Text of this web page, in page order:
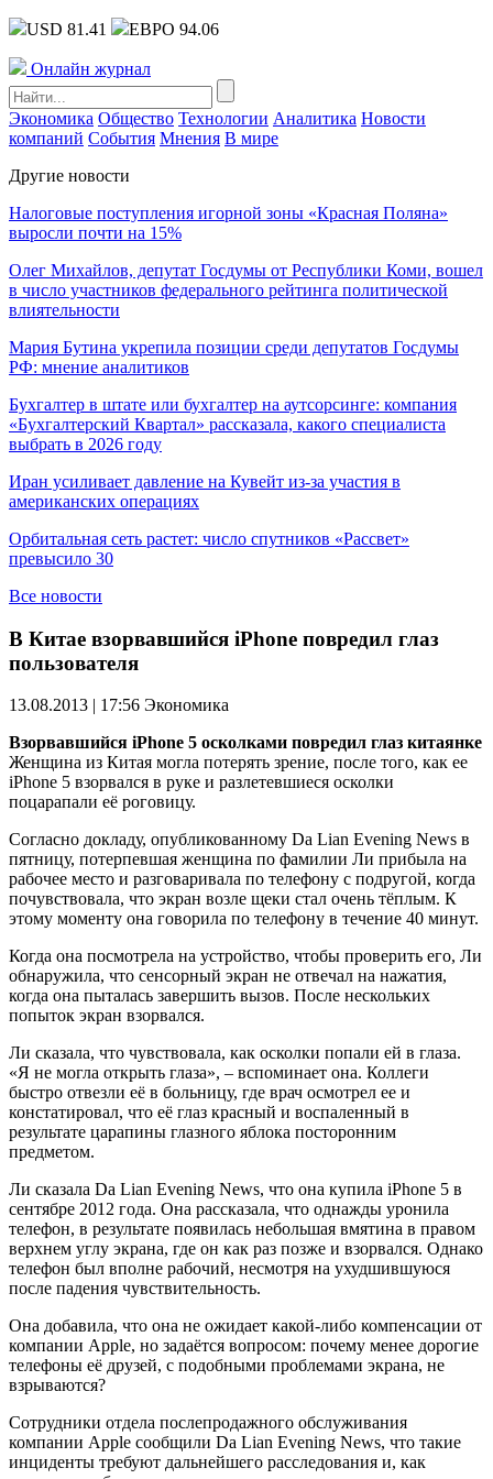
USD 81.41 ЕВРО 94.06
Онлайн журнал
Экономика Общество Технологии Аналитика Новости
компаний События Мнения В мире
Другие новости
Налоговые поступления игорной зоны «Красная Поляна»
выросли почти на 15%
Олег Михайлов, депутат Госдумы от Республики Коми, вошел
в число участников федерального рейтинга политической
влиятельности
Мария Бутина укрепила позиции среди депутатов Госдумы
РФ: мнение аналитиков
Бухгалтер в штате или бухгалтер на аутсорсинге: компания
«Бухгалтерский Квартал» рассказала, какого специалиста
выбрать в 2026 году
Иран усиливает давление на Кувейт из-за участия в
американских операциях
Орбитальная сеть растет: число спутников «Рассвет»
превысило 30
Все новости
В Китае взорвавшийся iPhone повредил глаз
пользователя
13.08.2013 | 17:56 Экономика
Взорвавшийся iPhone 5 осколками повредил глаз китаянке
Женщина из Китая могла потерять зрение, после того, как ее
iPhone 5 взорвался в руке и разлетевшиеся осколки
поцарапали её роговицу.
Согласно докладу, опубликованному Da Lian Evening News в
пятницу, потерпевшая женщина по фамилии Ли прибыла на
рабочее место и разговаривала по телефону с подругой, когда
почувствовала, что экран возле щеки стал очень тёплым. К
этому моменту она говорила по телефону в течение 40 минут.
Когда она посмотрела на устройство, чтобы проверить его, Ли
обнаружила, что сенсорный экран не отвечал на нажатия,
когда она пыталась завершить вызов. После нескольких
попыток экран взорвался.
Ли сказала, что чувствовала, как осколки попали ей в глаза.
«Я не могла открыть глаза», – вспоминает она. Коллеги
быстро отвезли её в больницу, где врач осмотрел ее и
констатировал, что её глаз красный и воспаленный в
результате царапины глазного яблока посторонним
предметом.
Ли сказала Da Lian Evening News, что она купила iPhone 5 в
сентябре 2012 года. Она рассказала, что однажды уронила
телефон, в результате появилась небольшая вмятина в правом
верхнем углу экрана, где он как раз позже и взорвался. Однако
телефон был вполне рабочий, несмотря на ухудшившуюся
после падения чувствительность.
Она добавила, что она не ожидает какой-либо компенсации от
компании Apple, но задаётся вопросом: почему менее дорогие
телефоны её друзей, с подобными проблемами экрана, не
взрываются?
Сотрудники отдела послепродажного обслуживания
компании Apple сообщили Da Lian Evening News, что такие
инциденты требуют дальнейшего расследования и, как